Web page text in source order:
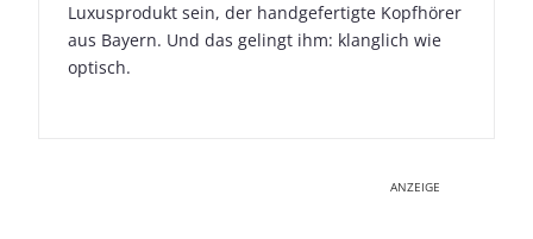
Luxusprodukt sein, der handgefertigte Kopfhörer
aus Bayern. Und das gelingt ihm: klanglich wie
optisch.
ANZEIGE